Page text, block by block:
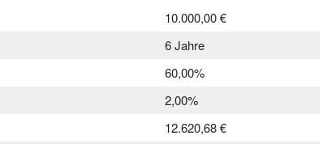
10.000,00 €
6 Jahre
60,00%
2,00%
12.620,68 €